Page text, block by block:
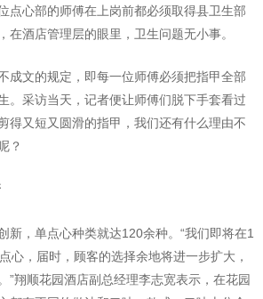
点心部的师傅在上岗前都必须取得县卫生部
在酒店管理层的眼里，卫生问题无小事。
成文的规定，即每一位师傅必须把指甲全部
。采访当天，记者便让师傅们脱下手套看过
得又短又圆滑的指甲，我们还有什么理由不
？
新，单点心种类就达120余种。“我们即将在1
心，届时，顾客的选择余地将进一步扩大，
”翔顺花园酒店副总经理李志宽表示，在花园